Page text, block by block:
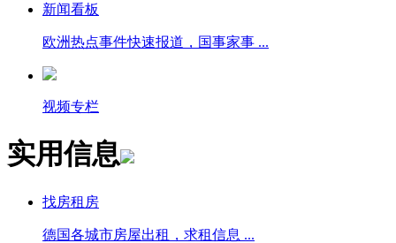
新闻看板
欧洲热点事件快速报道，国事家事 ...
视频专栏
实用信息
找房租房
德国各城市房屋出租，求租信息 ...